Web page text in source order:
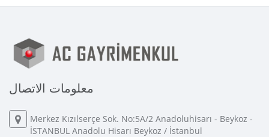
معلومات الاتصال
Merkez Kızılserçe Sok. No:5A/2 Anadoluhisarı - Beykoz -
İSTANBUL Anadolu Hisarı Beykoz / İstanbul